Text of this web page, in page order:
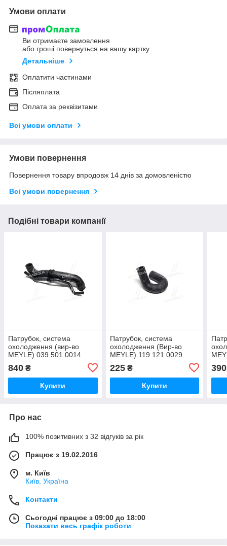
Умови оплати
Ви отримаєте замовлення
або гроші повернуться на вашу картку
Детальніше
Оплатити частинами
Післяплата
Оплата за реквізитами
Всі умови оплати
Умови повернення
Повернення товару впродовж 14 днів за домовленістю
Всі умови повернення
Подібні товари компанії
Патрубок, система
охолодження (вир-во
MEYLE) 039 501 0014
840 ₴
Купити
Патрубок, система
охолодження (Вир-во
MEYLE) 119 121 0029
225₴
Купити
390
Про нас
100% позитивних з 32 відгуків за рік
Працює з 19.02.2016
м. Київ
Київ, Україна
Контакти
Сьогодні працює з 09:00 до 18:00
Показати весь графік роботи